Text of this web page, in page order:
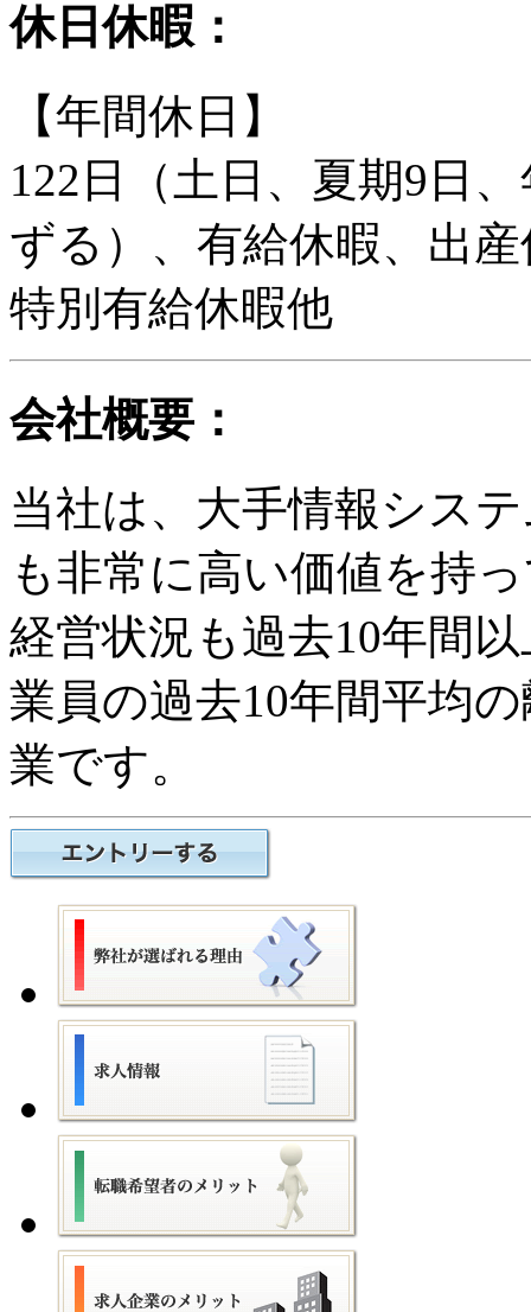
休日休暇：
【年間休日】
122日（土日、夏期9日
ずる）、有給休暇、出
特別有給休暇他
会社概要：
当社は、大手情報シス
も非常に高い価値を持
経営状況も過去10年間
業員の過去10年間平均
業です。